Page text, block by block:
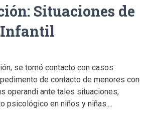
Situaciones de
se tomó contacto con casos
de contacto de menores con
operandi ante tales situaciones,
psicológico en niños y niñas....